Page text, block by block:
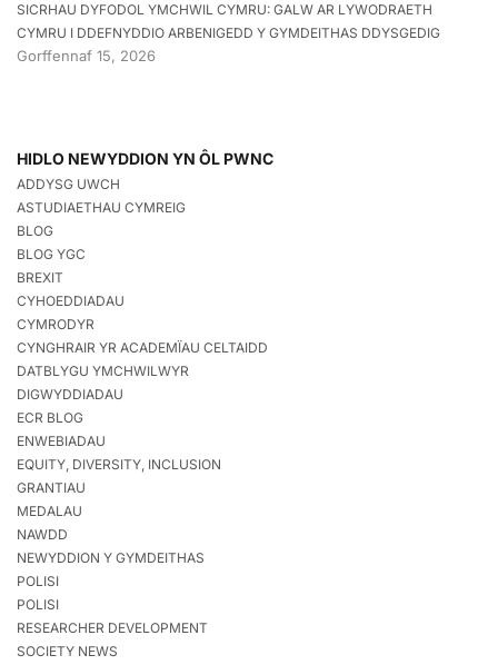
SICRHAU DYFODOL YMCHWIL CYMRU: GALW AR LYWODRAETH
CYMRU I DDEFNYDDIO ARBENIGEDD Y GYMDEITHAS DDYSGEDIG
Gorffennaf 15, 2026
HIDLO NEWYDDION YN ÔL PWNC
ADDYSG UWCH
ASTUDIAETHAU CYMREIG
BLOG
BLOG YGC
BREXIT
CYHOEDDIADAU
CYMRODYR
CYNGHRAIR YR ACADEMÏAU CELTAIDD
DATBLYGU YMCHWILWYR
DIGWYDDIADAU
ECR BLOG
ENWEBIADAU
EQUITY, DIVERSITY, INCLUSION
GRANTIAU
MEDALAU
NAWDD
NEWYDDION Y GYMDEITHAS
POLISI
POLISI
RESEARCHER DEVELOPMENT
SOCIETY NEWS